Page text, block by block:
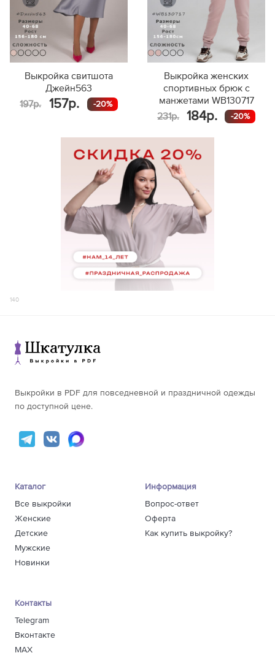
Выкройка свитшота
Джейн563
197р.
157р. -20%
Выкройка женских
спортивных брюк с
манжетами WB130717
231р.
184р. -20%
140
Выкройки в PDF для повседневной и праздничной одежды
по доступной цене.
Каталог
Все выкройки
Женские
Детские
Мужские
Новинки
Информация
Вопрос-ответ
Оферта
Как купить выкройку?
Контакты
Telegram
Вконтакте
MAX